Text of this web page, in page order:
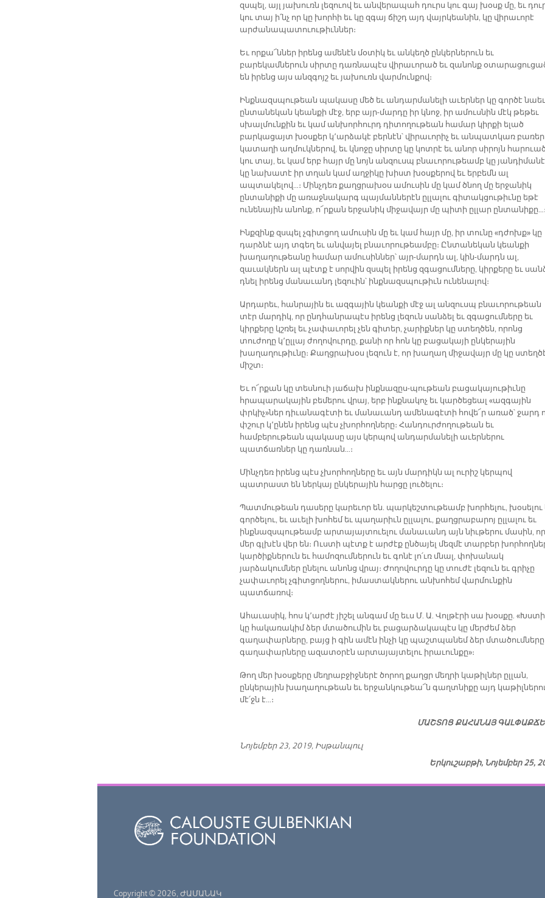
զսպել, այլ յախուռն լեզուով եւ անվերապահ դուրս կու գայ խօսք մը, եւ
կու տայ ի՛նչ որ կը խորհի եւ կը զգայ ճիշդ այդ վայրկեանին, կը վիրաւորէ
արժանապատուութիւններ։
Եւ որքա՜ններ իրենց ամենէն մօտիկ եւ անկեղծ ընկերներուն եւ
բարեկամներուն սիրտը դառնապէս վիրաւորած եւ զանոնք
են իրենց այս անզգոյշ եւ յախուռն վարմունքով։
Ինքնազսպութեան պակասը մեծ եւ անդարմանելի աւերներ կը գործէ նաեւ
ընտանեկան կեանքի մէջ, երբ այր-մարդը իր կնոջ, իր ամուսնին մէկ թեթեւ
սխալմունքին եւ կամ անխորհուրդ դիտողութեան համար կիրքի ելած
բարկացայտ խօսքեր կ՚արձակէ բերնէն՝ վիրաւորիչ եւ անպատկառ
կատաղի աղմուկներով, եւ կնոջը սիրտը կը կոտրէ եւ անոր սիրոյն
կու տայ, եւ կամ երբ հայր մը նոյն անզուսպ բնաւորութեամբ կը յանդիմանէ
կը նախատէ իր տղան կամ աղջիկը խիստ խօսքերով եւ երբեմն ալ
ապտակելով…։ Մինչդեռ քաղցրախօս ամուսին մը կամ ծնող մը երջանիկ
ընտանիքի մը առաջնակարգ պայմաններէն ըլլալու գիտակցութիւնը եթէ
ունենային անոնք, ո՜րքան երջանիկ միջավայր մը պիտի ըլլար ընտանիքը…։
Ինքզինք զսպել չգիտցող ամուսին մը եւ կամ հայր մը, իր տունը «դժոխք» կը
դարձնէ այդ տգեղ եւ անվայել բնաւորութեամբը։ Ընտանեկան կեանքի
խաղաղութեանը համար ամուսիններ՝ այր-մարդն ալ, կին-մարդն ալ,
զաւակներն ալ պէտք է սորվին զսպել իրենց զգացումները, կիրքերը եւ
դնել իրենց մանաւանդ լեզուին՝ ինքնազսպութիւն ունենալով։
Արդարեւ, հանրային եւ ազգային կեանքի մէջ ալ անզուսպ բնաւորութեան
տէր մարդիկ, որ ընդհանրապէս իրենց լեզուն սանձել եւ զգացումները եւ
կիրքերը կշռել եւ չափաւորել չեն գիտեր, չարիքներ կը ստեղծեն, որոնց
տուժողը կ՚ըլլայ ժողովուրդը, քանի որ հոն կը բացակայի ընկերային
խաղաղութիւնը։ Քաղցրախօս լեզուն է, որ խաղաղ միջավայր մը կը
միշտ։
Եւ ո՜րքան կը տեսնուի յաճախ ինքնազըս-պութեան բացակայութիւնը
հրապարակային բեմերու վրայ, երբ ինքնակոչ եւ կարծեցեալ «ազգային
փրկիչ»ներ դիւանագէտի եւ մանաւանդ ամենագէտի հովե՜ր առած՝ ջարդ
փշուր կ՚ընեն իրենց պէս չխորհողները։ Հանդուրժողութեան եւ
համբերութեան պակասը այս կերպով անդարմանելի աւերներու
պատճառներ կը դառնան…։
Մինչդեռ իրենց պէս չխորհողները եւ այն մարդիկն ալ ուրիշ կերպով
պատրաստ են ներկայ ընկերային հարցը լուծելու։
Պատմութեան դասերը կարեւոր են. պարկեշտութեամբ խորհելու, խօսելու
գործելու, եւ աւելի խոհեմ եւ պաղարիւն ըլլալու, քաղցրաբարոյ ըլլալու եւ
ինքնազսպութեամբ արտայայտուելու մանաւանդ այն նիւթերու մասին, որ
մեր գլխէն վեր են։ Ուստի պէտք է արժէք ընծայել մեզմէ տարբեր
կարծիքներուն եւ համոզումներուն եւ գոնէ լո՛ւռ մնալ, փոխանակ
յարձակումներ ընելու անոնց վրայ։ Ժողովուրդը կը տուժէ լեզուն եւ գրիչը
չափաւորել չգիտցողներու, իմաստակներու անխոհեմ վարմունքին
պատճառով։
Ահաւասիկ, հոս կ՚արժէ յիշել անգամ մը եւս Մ. Ա. Վոլթէրի սա խօսքը.
կը հակառակիմ ձեր մտածումին եւ բացարձակապէս կը մերժեմ ձեր
գաղափարները, բայց ի գին ամէն ինչի կը պաշտպանեմ ձեր մտածումները
գաղափարները ազատօրէն արտայայտելու իրաւունքը»։
Թող մեր խօսքերը մեղրաբջիջներէ ծորող քաղցր մեղրի կաթիլներ ըլլան,
ընկերային խաղաղութեան եւ երջանկութեա՜ն գաղտնիքը այդ
մէ՛ջն է…։
ՄԱՇ­ՏՈՑ ՔԱ­ՀԱ­ՆԱՅ
Նոյեմբեր 23, 2019, Իսթանպուլ
Երկուշաբթի, Նոյեմբեր 25,
Copyright © 2026, ԺԱՄԱՆԱԿ